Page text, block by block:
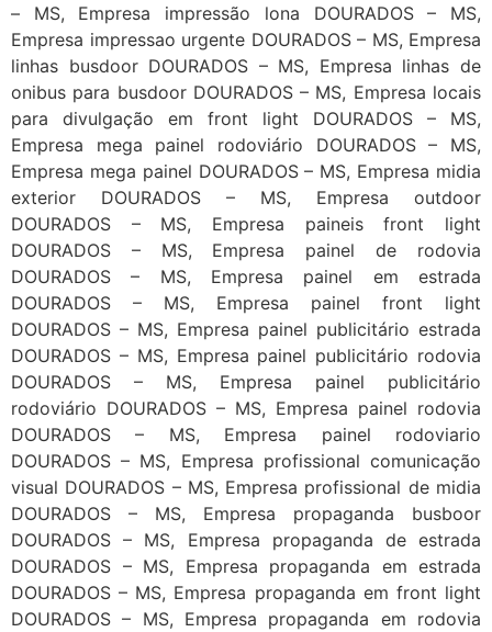
– MS, Empresa impressão lona DOURADOS – MS,
Empresa impressao urgente DOURADOS – MS, Empresa
linhas busdoor DOURADOS – MS, Empresa linhas de
onibus para busdoor DOURADOS – MS, Empresa locais
para divulgação em front light DOURADOS – MS,
Empresa mega painel rodoviário DOURADOS – MS,
Empresa mega painel DOURADOS – MS, Empresa midia
exterior DOURADOS – MS, Empresa outdoor
DOURADOS – MS, Empresa paineis front light
DOURADOS – MS, Empresa painel de rodovia
DOURADOS – MS, Empresa painel em estrada
DOURADOS – MS, Empresa painel front light
DOURADOS – MS, Empresa painel publicitário estrada
DOURADOS – MS, Empresa painel publicitário rodovia
DOURADOS – MS, Empresa painel publicitário
rodoviário DOURADOS – MS, Empresa painel rodovia
DOURADOS – MS, Empresa painel rodoviario
DOURADOS – MS, Empresa profissional comunicação
visual DOURADOS – MS, Empresa profissional de midia
DOURADOS – MS, Empresa propaganda busboor
DOURADOS – MS, Empresa propaganda de estrada
DOURADOS – MS, Empresa propaganda em estrada
DOURADOS – MS, Empresa propaganda em front light
DOURADOS – MS, Empresa propaganda em rodovia